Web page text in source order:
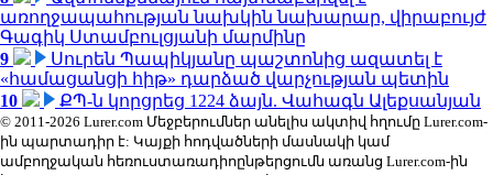
առողջապահության նախկին նախարար, վիրաբույժ
Գագիկ Ստամբուլցյանի մարմինը
9
Սուրեն Պապիկյանը պաշտոնից ազատել է
«համացանցի հիթ» դարձած վարչության պետին
10
ՔՊ-ն կորցրեց 1224 ձայն. Վահագն Ալեքսանյան
© 2011-2026 Lurer.com Մեջբերումներ անելիս ակտիվ հղումը Lurer.com-
ին պարտադիր է: Կայքի հոդվածների մասնակի կամ
ամբողջական հեռուստառադիոընթերցումն առանց Lurer.com-ին